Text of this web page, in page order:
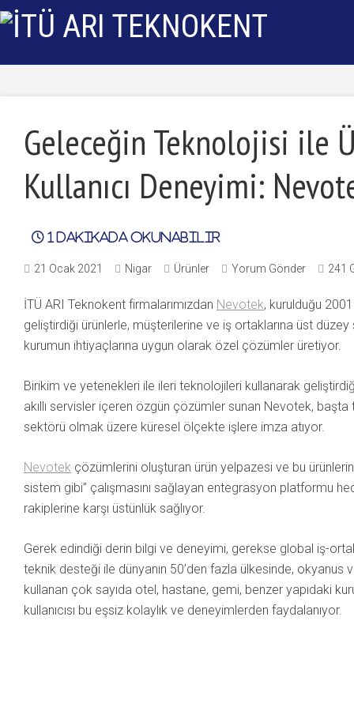
Geleceğin Teknolojisi ile
Kullanıcı Deneyimi:
1 dakikada okunabilir
21 Ocak 2021 Nigar Ürünler Yorum Gönder 241
İTÜ ARI Teknokent firmalarımızdan Nevotek, kurulduğu
geliştirdiği ürünlerle, müşterilerine ve iş ortaklarına üst
kurumun ihtiyaçlarına uygun olarak özel çözümler üretiyor.
Birikim ve yetenekleri ile ileri teknolojileri kullanarak
akıllı servisler içeren özgün çözümler sunan Nevotek, başta
sektörü olmak üzere küresel ölçekte işlere imza atıyor.
Nevotek çözümlerini oluşturan ürün yelpazesi ve bu
sistem gibi” çalışmasını sağlayan entegrasyon platformu
rakiplerine karşı üstünlük sağlıyor.
Gerek edindiği derin bilgi ve deneyimi, gerekse global iş-
teknik desteği ile dünyanın 50’den fazla ülkesinde,
kullanan çok sayıda otel, hastane, gemi, benzer yapıdaki
kullanıcısı bu eşsiz kolaylık ve deneyimlerden faydalanıyor.